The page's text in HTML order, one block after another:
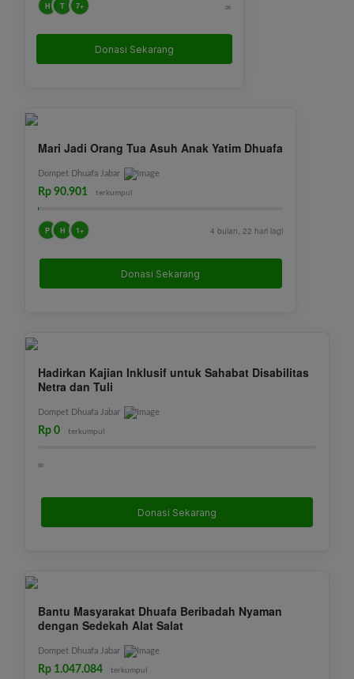
H T 7+ ∞
Donasi Sekarang
Mari Jadi Orang Tua Asuh Anak Yatim Dhuafa
Dompet Dhuafa Jabar
Rp 90.901 terkumpul
P H 1+ 4 bulan, 22 hari lagi
Donasi Sekarang
Hadirkan Kajian Inklusif untuk Sahabat Disabilitas
Netra dan Tuli
Dompet Dhuafa Jabar
Rp 0 terkumpul
∞
Donasi Sekarang
Bantu Masyarakat Dhuafa Beribadah Nyaman
dengan Sedekah Alat Salat
Dompet Dhuafa Jabar
Rp 1.047.084 terkumpul